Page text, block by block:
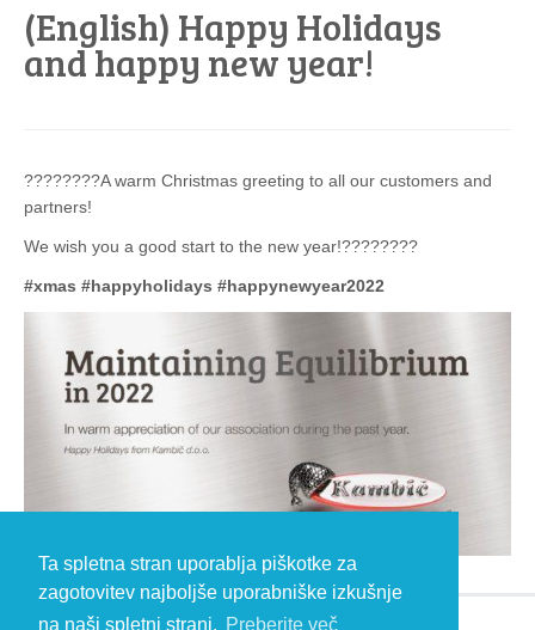
Ta spletna stran uporablja piškotke za
zagotovitev najboljše uporabniške izkušnje
na naši spletni strani. Preberite več
(English) Happy Holidays
and happy new year!
????????A warm Christmas greeting to all our customers and
partners!
We wish you a good start to the new year!????????
#xmas #happyholidays #happynewyear2022